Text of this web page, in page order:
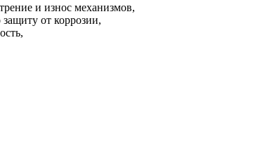
и износ механизмов,
от коррозии,